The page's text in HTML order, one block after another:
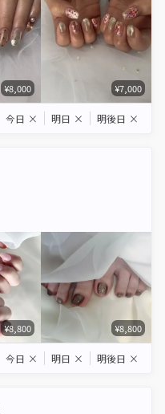
¥8,000 ¥7,000
今日 × 明日 × 明後日 ×
¥8,800 ¥8,800
今日 × 明日 × 明後日 ×